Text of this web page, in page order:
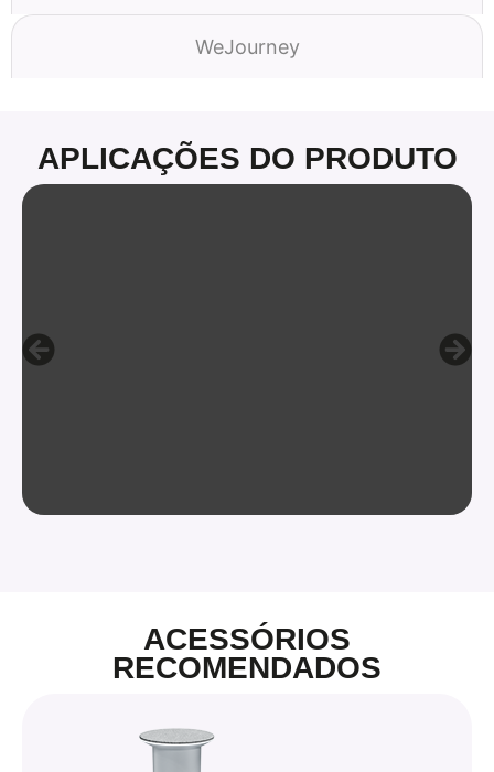
WeJourney
APLICAÇÕES DO PRODUTO
ACESSÓRIOS
RECOMENDADOS